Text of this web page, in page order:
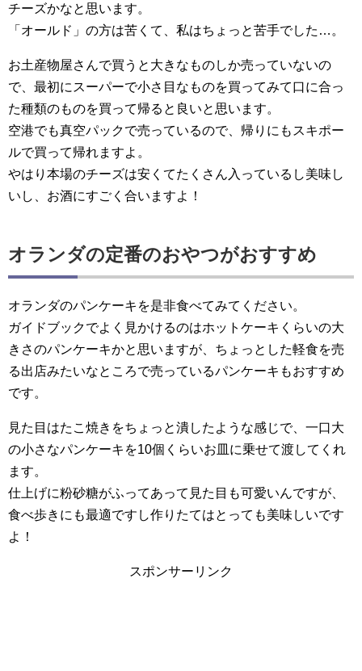
チーズかなと思います。
「オールド」の方は苦くて、私はちょっと苦手でした…。
お土産物屋さんで買うと大きなものしか売っていないの
で、最初にスーパーで小さ目なものを買ってみて口に合っ
た種類のものを買って帰ると良いと思います。
空港でも真空パックで売っているので、帰りにもスキポー
ルで買って帰れますよ。
やはり本場のチーズは安くてたくさん入っているし美味し
いし、お酒にすごく合いますよ！
オランダの定番のおやつがおすすめ
オランダのパンケーキを是非食べてみてください。
ガイドブックでよく見かけるのはホットケーキくらいの大
きさのパンケーキかと思いますが、ちょっとした軽食を売
る出店みたいなところで売っているパンケーキもおすすめ
です。
見た目はたこ焼きをちょっと潰したような感じで、一口大
の小さなパンケーキを10個くらいお皿に乗せて渡してくれ
ます。
仕上げに粉砂糖がふってあって見た目も可愛いんですが、
食べ歩きにも最適ですし作りたてはとっても美味しいです
よ！
スポンサーリンク